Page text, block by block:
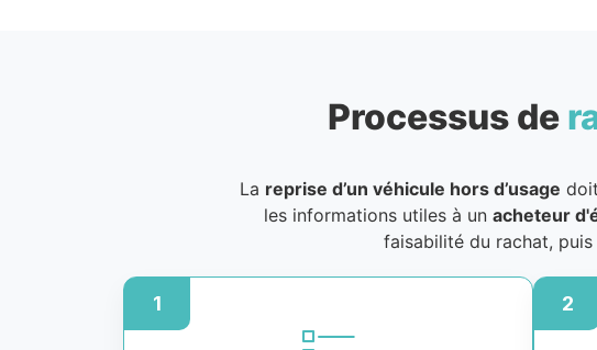
Processus de
La reprise d’un véhicule hors d’usage
les informations utiles à un acheteur
faisabilité du rachat,
1 2